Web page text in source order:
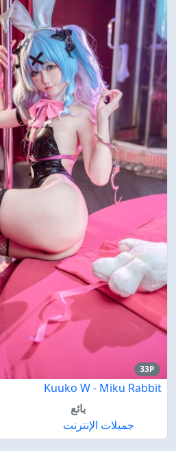
33P
Kuuko W - Miku Rabbit
بائع
جميلات الإنترنت